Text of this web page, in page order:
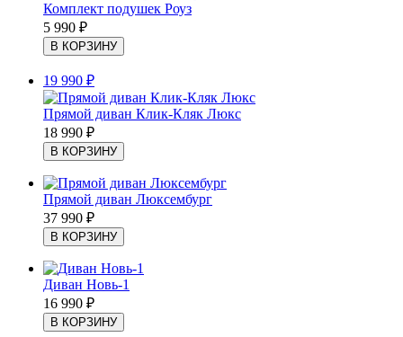
Комплект подушек Роуз
5 990 ₽
19 990 ₽
Прямой диван Клик-Кляк Люкс
18 990 ₽
Прямой диван Люксембург
37 990 ₽
Диван Новь-1
16 990 ₽